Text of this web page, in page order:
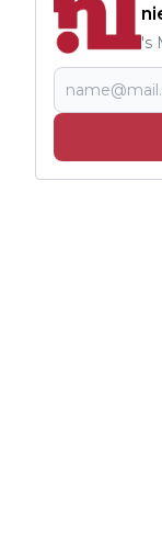
's